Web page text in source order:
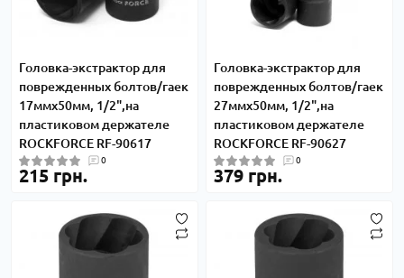
Головка-экстрактор для
поврежденных болтов/гаек
17ммх50мм, 1/2",на
пластиковом держателе
ROCKFORCE RF-90617
0
215 грн.
Головка-экстрактор для
поврежденных болтов/гаек
27ммх50мм, 1/2",на
пластиковом держателе
ROCKFORCE RF-90627
0
379 грн.